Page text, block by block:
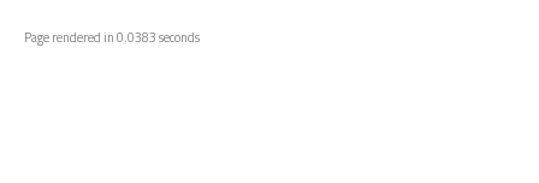
Page rendered in 0.0383 seconds